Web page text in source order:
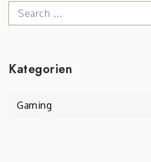
Search
for:
Kategorien
Kategorien